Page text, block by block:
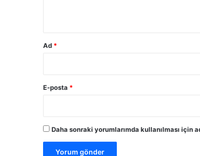
Ad *
E-posta *
Daha sonraki yorumlarımda kullanılması için